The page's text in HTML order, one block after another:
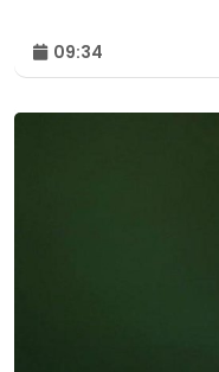
09:34